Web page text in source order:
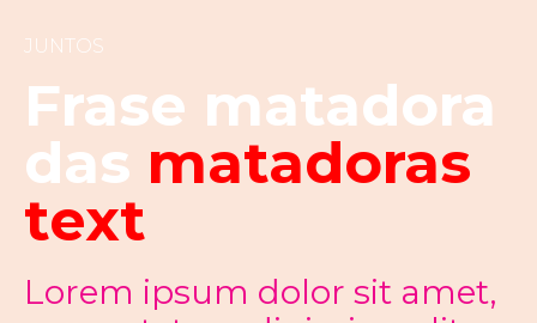
JUNTOS
Frase matadora
das matadoras
text
Lorem ipsum dolor sit amet,